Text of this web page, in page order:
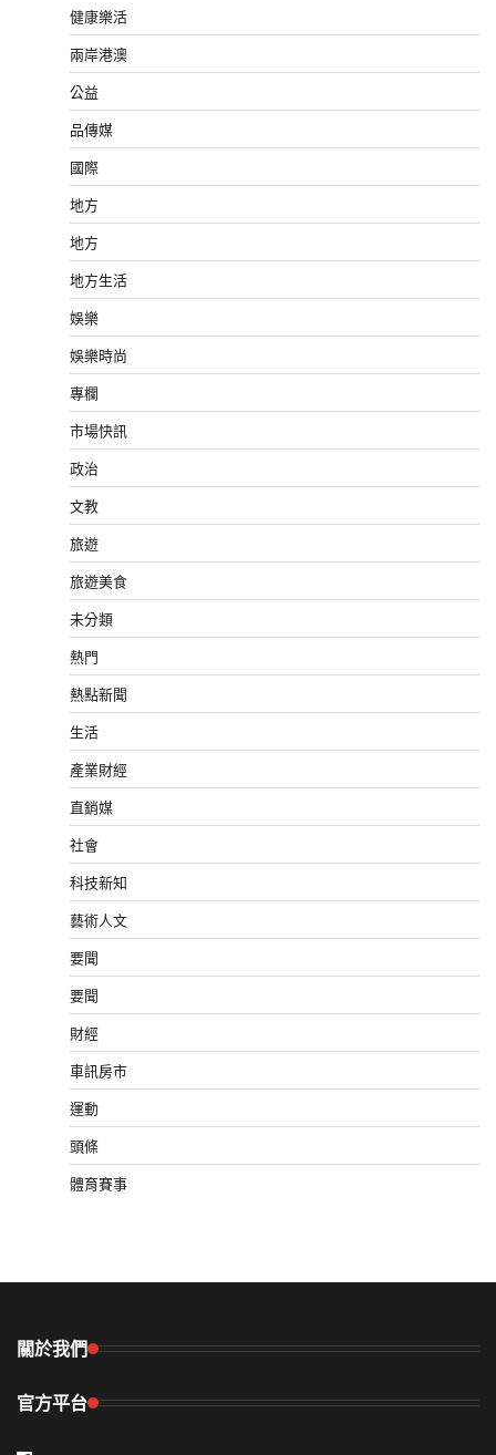
健康樂活
兩岸港澳
公益
品傳媒
國際
地方
地方
地方生活
娛樂
娛樂時尚
專欄
市場快訊
政治
文教
旅遊
旅遊美食
未分類
熱門
熱點新聞
生活
產業財經
直銷媒
社會
科技新知
藝術人文
要聞
要聞
財經
車訊房市
運動
頭條
體育賽事
關於我們
官方平台